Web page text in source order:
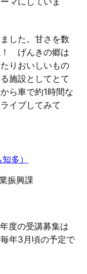
した。甘さを数
！ げんきの郷は
りおいしいもの
施設としてとて
ら車で約1時間な
イブしてみて
多）
振興課
度の受講募集は
年3月頃の予定で